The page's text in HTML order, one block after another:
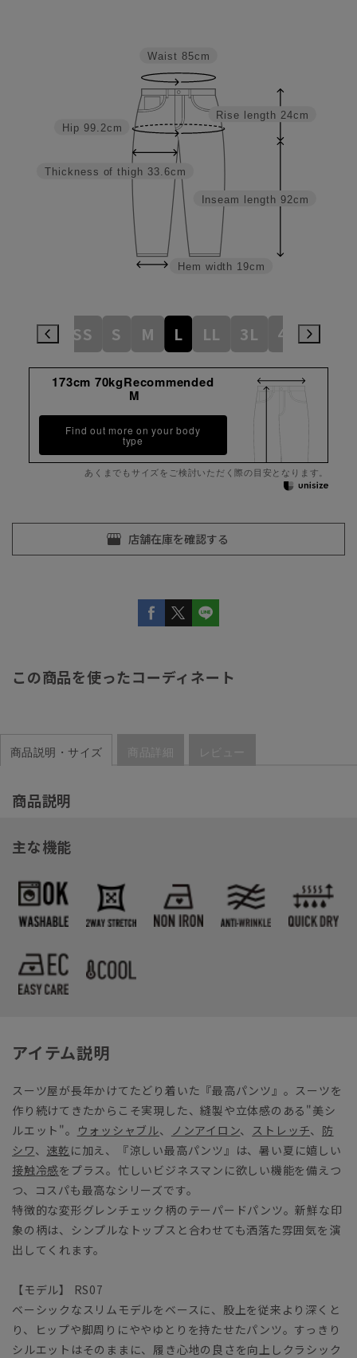
Inseam length 92cm
Rise length 24cm
Hem width 19cm
Thickness of thigh 33.6cm
Hip 99.2cm
Waist 85cm
3S SS S M L LL 3L 4L
173cm 70kgRecommended
M
Find out more on your body
type
あくまでもサイズをご検討いただく際の目安となります。
この商品を使ったコーディネート
商品説明・サイズ 商品詳細 レビュー
商品説明
主な機能
アイテム説明
スーツ屋が長年かけてたどり着いた『最高パンツ』。スーツを
作り続けてきたからこそ実現した、縫製や立体感のある"美シ
ルエット"。 ウォッシャブル、 ノンアイロン、 ストレッチ、 防
シワ、 速乾 に加え、『涼しい最高パンツ』は、暑い夏に嬉しい
接触冷感をプラス。忙しいビジネスマンに欲しい機能を備えつ
つ、コスパも最高なシリーズです。
特徴的な変形グレンチェック柄のテーパードパンツ。新鮮な印
象の柄は、シンプルなトップスと合わせても洒落た雰囲気を演
出してくれます。
【モデル】 RS07
ベーシックなスリムモデルをベースに、股上を従来より深くと
り、ヒップや脚周りにややゆとりを持たせたパンツ。すっきり
シルエットはそのままに、履き心地の良さを向上しクラシック